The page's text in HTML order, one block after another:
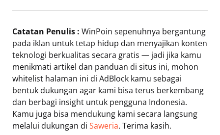
Catatan Penulis : WinPoin sepenuhnya bergantung
pada iklan untuk tetap hidup dan menyajikan konten
teknologi berkualitas secara gratis — jadi jika kamu
menikmati artikel dan panduan di situs ini, mohon
whitelist halaman ini di AdBlock kamu sebagai
bentuk dukungan agar kami bisa terus berkembang
dan berbagi insight untuk pengguna Indonesia.
Kamu juga bisa mendukung kami secara langsung
melalui dukungan di Saweria. Terima kasih.